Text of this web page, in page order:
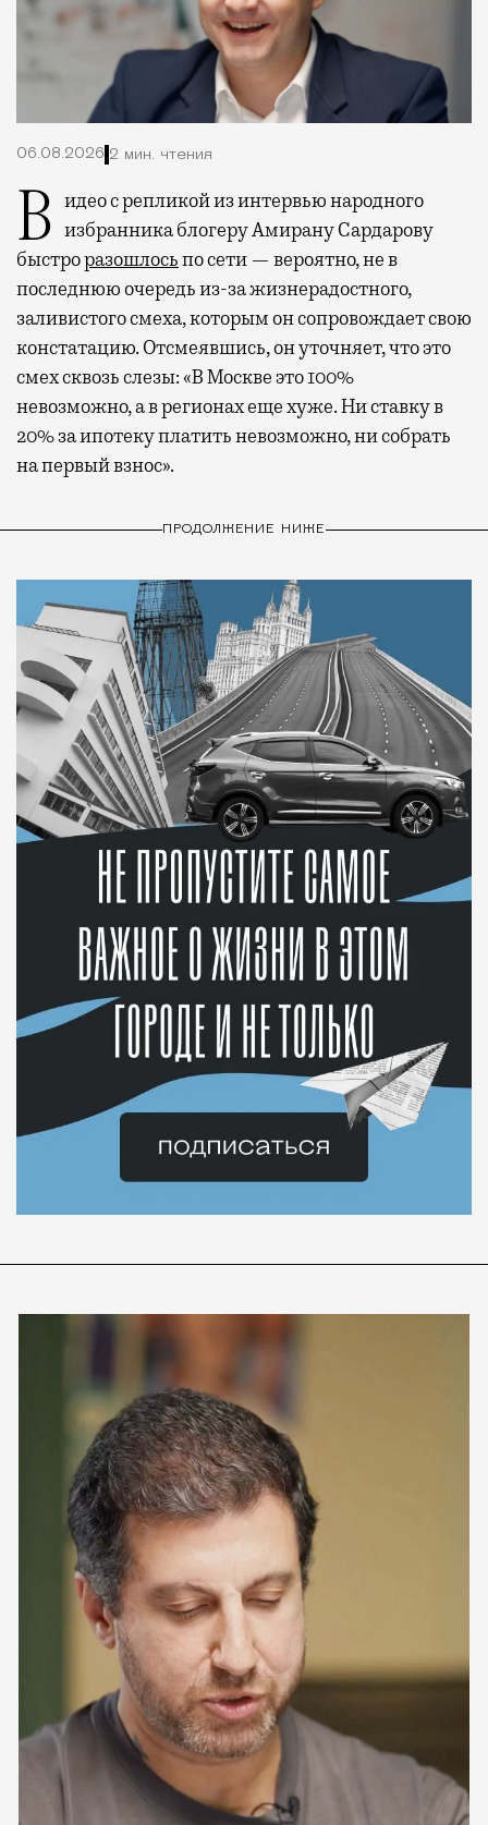
06.08.2026 2 мин. чтения
Видео с репликой из интервью народного избранника блогеру Амирану Сардарову
быстроразошлосьпо сети — вероятно, не в
последнюю очередь из-за жизнерадостного,
заливистого смеха, которым он сопровождает свою
констатацию. Отсмеявшись, он уточняет, что это
смех сквозь слезы: «В Москве это 100%
невозможно, а в регионах еще хуже. Ни ставку в
20% за ипотеку платить невозможно, ни собрать
на первый взнос».
ПРОДОЛЖЕНИЕ НИЖЕ